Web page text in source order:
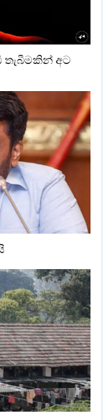
තැබීමකින් අට